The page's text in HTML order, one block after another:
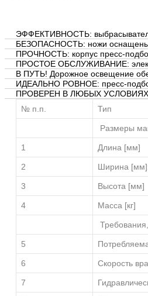
ЭФФЕКТИВНОСТЬ:
БЕЗОПАСНОСТЬ: ножи
ПРОЧНОСТЬ: корпус пресс-
ПРОСТОЕ ОБСЛУЖИВАНИЕ:
В ПУТЬ! Дорожное освещение
ИДЕАЛЬНО РОВНОЕ: пресс-
ПРОВЕРЕН В ЛЮБЫХ
№ п.п.
Тип
Размеры
1 Длина [мм]
2 Ширина
3 Высота [мм]
4 Масса [кг]
5
6 Скорость
7